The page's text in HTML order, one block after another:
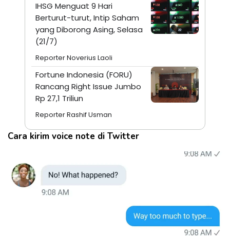
IHSG Menguat 9 Hari
Berturut-turut, Intip Saham
yang Diborong Asing, Selasa
(21/7)
Reporter Noverius Laoli
Fortune Indonesia (FORU)
Rancang Right Issue Jumbo
Rp 27,1 Triliun
Reporter Rashif Usman
Cara kirim voice note di Twitter